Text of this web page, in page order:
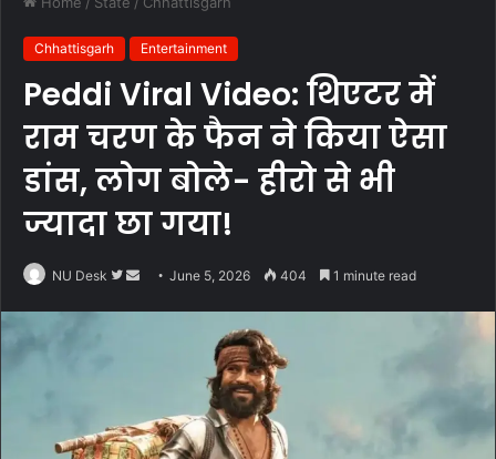
Chhattisgarh Entertainment
Peddi Viral Video: थिएटर में
राम चरण के फैन ने किया ऐसा
डांस, लोग बोले- हीरो से भी
ज्यादा छा गया!
NU Desk
Follow
Send June 5, 2026 404 1 minute read